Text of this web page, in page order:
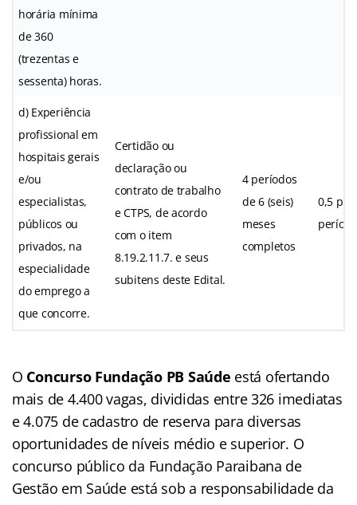
horária mínima
de 360
(trezentas e
sessenta) horas.
d) Experiência
profissional em
hospitais gerais
e/ou
especialistas,
públicos ou
privados, na
especialidade
do emprego a
que concorre.
Certidão ou
declaração ou
contrato de trabalho
e CTPS, de acordo
com o item
8.19.2.11.7. e seus
subitens deste Edital.
4 períodos
de 6 (seis)
meses
completos
0,5 por
O Concurso Fundação PB Saúde está ofertando
mais de 4.400 vagas, divididas entre 326 imediatas
e 4.075 de cadastro de reserva para diversas
oportunidades de níveis médio e superior. O
concurso público da Fundação Paraibana de
Gestão em Saúde está sob a responsabilidade da